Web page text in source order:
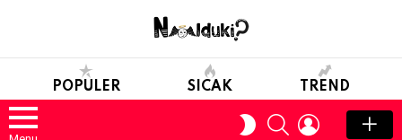
POPULER SICAK TREND
SWITCH
SKIN
SEARCHLOGIN